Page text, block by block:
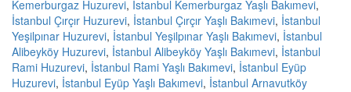
Kemerburgaz Huzurevi, İstanbul Kemerburgaz Yaşlı Bakımevi,
İstanbul Çırçır Huzurevi, İstanbul Çırçır Yaşlı Bakımevi, İstanbul
Yeşilpınar Huzurevi, İstanbul Yeşilpınar Yaşlı Bakımevi, İstanbul
Alibeyköy Huzurevi, İstanbul Alibeyköy Yaşlı Bakımevi, İstanbul
Rami Huzurevi, İstanbul Rami Yaşlı Bakımevi, İstanbul Eyüp
Huzurevi, İstanbul Eyüp Yaşlı Bakımevi, İstanbul Arnavutköy